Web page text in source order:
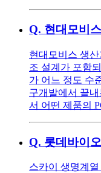
Q. 현대모비
현대모비스 생
조 설계가 포함
가 어느 정도 수
구개발에서 끝
서 어떤 제품의
Q. 롯데바이
스카이 생명계